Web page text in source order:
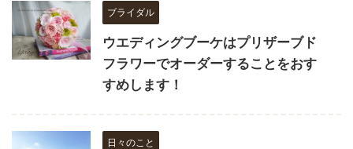
ブライダル
ウエディングブーケはプリザーブド
フラワーでオーダーすることをおす
すめします！
日々のこと